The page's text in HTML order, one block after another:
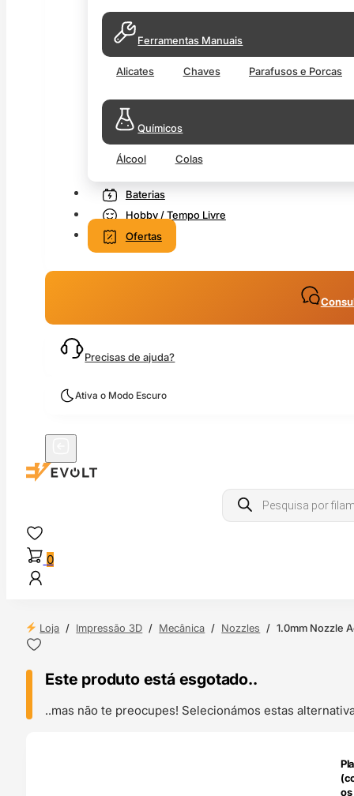
Ferramentas Manuais
Alicates Chaves Parafusos e Porcas
Químicos
Álcool Colas
Baterias
Hobby / Tempo Livre
Ofertas
Precisas de ajuda?
Ativa o Modo Escuro
Products
search
0
Loja / Impressão 3D / Mecânica / Nozzles / 1.0mm Nozzle
Este produto está esgotado..
..mas não te preocupes! Selecionámos estas
os